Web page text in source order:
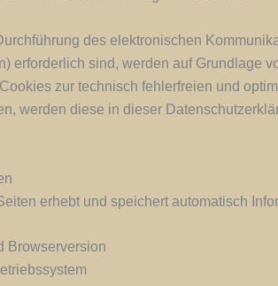
des elektronischen
erforderlich sind, werden auf Grundlage
zur technisch fehlerfreien und
werden diese in dieser
erhebt und speichert automatisch
Browserversion